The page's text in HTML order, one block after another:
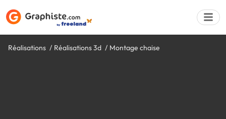
Réalisations Réalisations 3d Montage chaise